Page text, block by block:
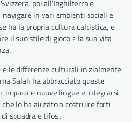
poi all’Inghilterra e
navigare in vari ambienti sociali e
ha la propria cultura calcistica, e
il suo stile di gioco e la sua vita
le differenze culturali inizialmente
Salah ha abbracciato queste
imparare nuove lingue e integrarsi
lo ha aiutato a costruire forti
squadra e tifosi.